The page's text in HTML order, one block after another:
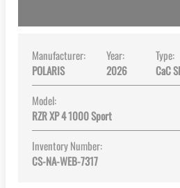
Manufacturer:
POLARIS
Year:
2026
Type:
CaC
Model:
RZR XP 4 1000 Sport
Inventory Number:
CS-NA-WEB-7317